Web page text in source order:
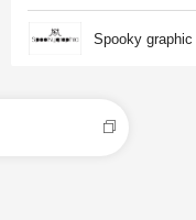
Spooky graphic